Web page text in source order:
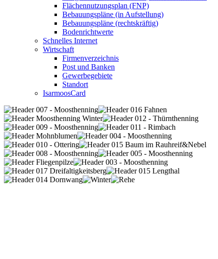
Flächennutzungsplan (FNP)
Bebauungspläne (in Aufstellung)
Bebauungspläne (rechtskräftig)
Bodenrichtwerte
Schnelles Internet
Wirtschaft
Firmenverzeichnis
Post und Banken
Gewerbegebiete
Standort
IsarmoosCard